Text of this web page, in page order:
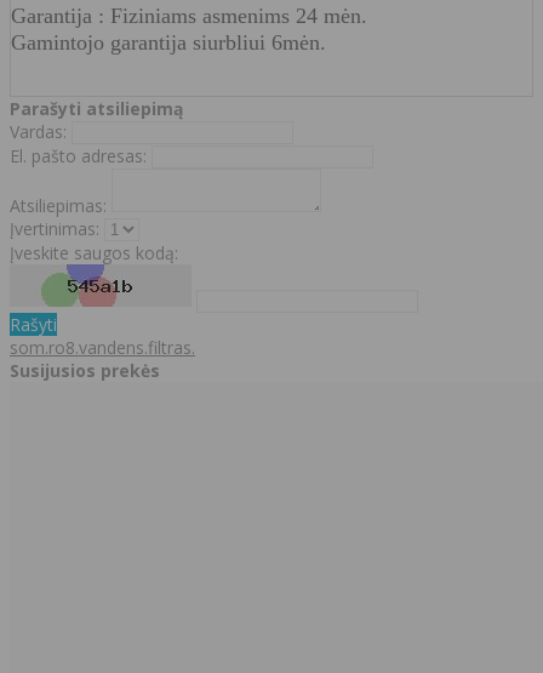
Garantija : Fiziniams asmenims 24 mėn.
Gamintojo garantija siurbliui 6mėn.
Parašyti atsiliepimą
Vardas:
El. pašto adresas:
Atsiliepimas:
Įvertinimas:
Įveskite saugos kodą:
Rašyti
som.ro8.vandens.filtras.
Susijusios prekės